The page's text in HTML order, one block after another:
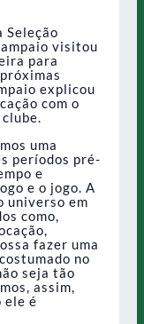
visitou
para
explicou
com o
uma
períodos pré-
e
e o jogo. A
universo em
como,
fazer uma
no
seja tão
assim,
ele é